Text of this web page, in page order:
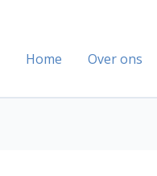
Home Over ons